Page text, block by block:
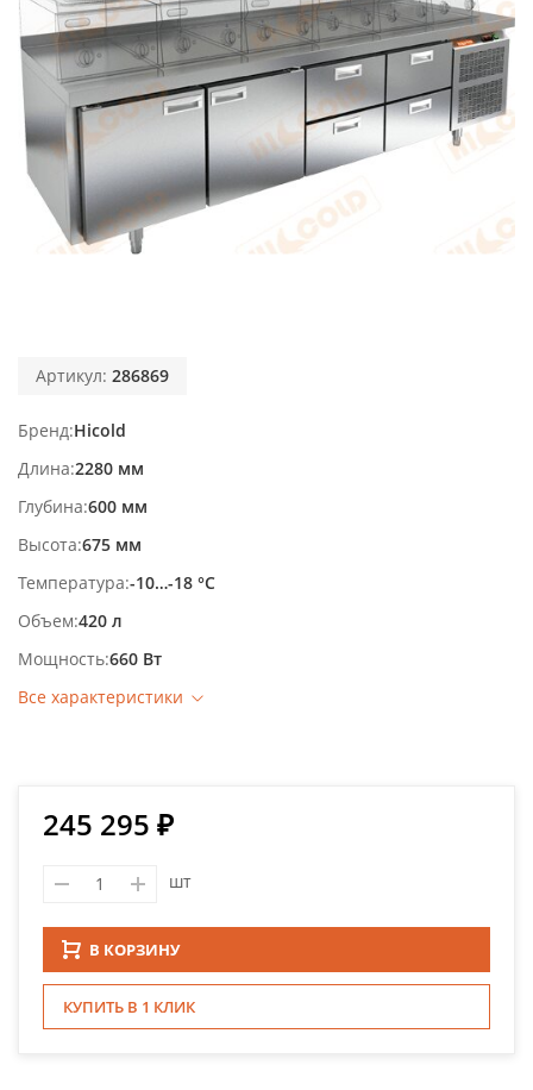
Артикул: 286869
Бренд Hicold
Длина 2280 мм
Глубина 600 мм
Высота 675 мм
Температура -10…-18 °С
Объем 420 л
Мощность 660 Вт
Все характеристики
245 295 ₽
шт
В КОРЗИНУ
КУПИТЬ В 1 КЛИК